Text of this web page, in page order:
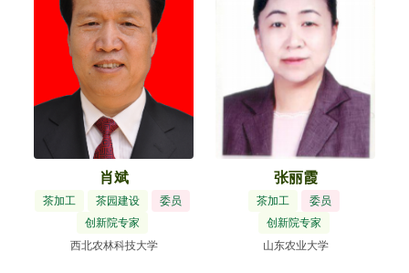
肖斌
茶加工 茶园建设
委员
创新院专家
西北农林科技大学
张丽霞
茶加工
委员
创新院专家
山东农业大学